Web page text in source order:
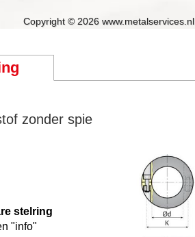
Copyright © 2026 www.metalservices.nl
zonder spie
stelring
"info"